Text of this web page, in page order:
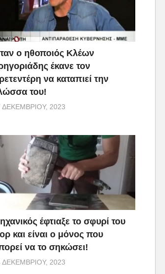
ο ηθοποιός Κλέων
έκανε τον
να καταπιεί την
του!
ΔΕΚΕΜΒΡΊΟΥ, 2023
έφτιαξε το σφυρί του
και είναι ο μόνος που
να το σηκώσει!
ΔΕΚΕΜΒΡΊΟΥ, 2023